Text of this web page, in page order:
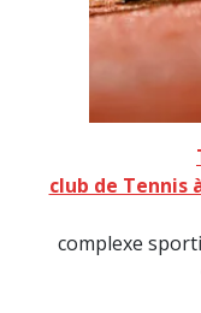
club de Tennis à
complexe